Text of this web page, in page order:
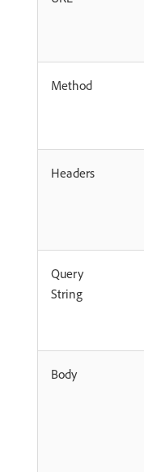
Method
Headers
Query
String
Body